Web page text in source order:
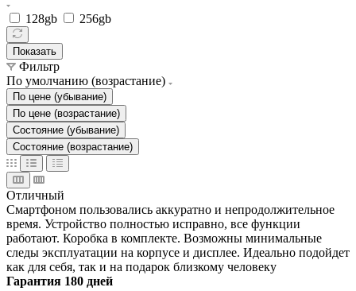
128gb 256gb
Показать
Фильтр
По умолчанию (возрастание)
По цене (убывание)
По цене (возрастание)
Состояние (убывание)
Состояние (возрастание)
Отличный
Смартфоном пользовались аккуратно и непродолжительное
время. Устройство полностью исправно, все функции
работают. Коробка в комплекте. Возможны минимальные
следы эксплуатации на корпусе и дисплее. Идеально подойдет
как для себя, так и на подарок близкому человеку
Гарантия 180 дней